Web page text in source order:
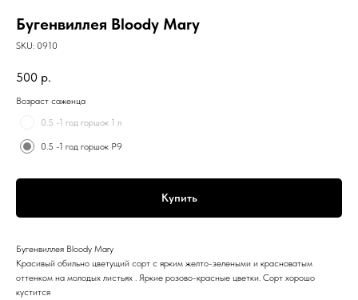
Бугенвиллея Bloody Mary
SKU: 0910
500 р.
Возраст саженца
0.5 -1 год горшок 1 л
0.5 -1 год горшок Р9
Купить
Бугенвиллея Bloody Mary
Красивый обильно цветущий сорт с ярким желто-зелеными и красноватым
оттенком на молодых листьях . Яркие розово-красные цветки. Сорт хорошо
кустится